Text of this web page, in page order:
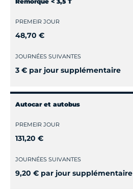
PREMEIR JOUR
48,70 €
JOURNÉES SUIVANTES
3 € par jour supplémentaire
Autocar et autobus
PREMEIR JOUR
131,20 €
JOURNÉES SUIVANTES
9,20 € par jour supplémentaire